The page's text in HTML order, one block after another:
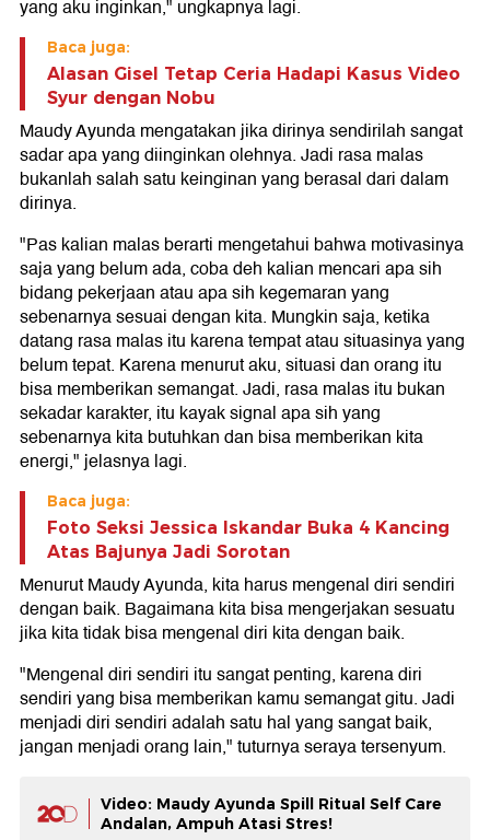
yang aku inginkan," ungkapnya lagi.
Baca juga:
Alasan Gisel Tetap Ceria Hadapi Kasus Video
Syur dengan Nobu
Maudy Ayunda mengatakan jika dirinya sendirilah sangat
sadar apa yang diinginkan olehnya. Jadi rasa malas
bukanlah salah satu keinginan yang berasal dari dalam
dirinya.
"Pas kalian malas berarti mengetahui bahwa motivasinya
saja yang belum ada, coba deh kalian mencari apa sih
bidang pekerjaan atau apa sih kegemaran yang
sebenarnya sesuai dengan kita. Mungkin saja, ketika
datang rasa malas itu karena tempat atau situasinya yang
belum tepat. Karena menurut aku, situasi dan orang itu
bisa memberikan semangat. Jadi, rasa malas itu bukan
sekadar karakter, itu kayak signal apa sih yang
sebenarnya kita butuhkan dan bisa memberikan kita
energi," jelasnya lagi.
Baca juga:
Foto Seksi Jessica Iskandar Buka 4 Kancing
Atas Bajunya Jadi Sorotan
Menurut Maudy Ayunda, kita harus mengenal diri sendiri
dengan baik. Bagaimana kita bisa mengerjakan sesuatu
jika kita tidak bisa mengenal diri kita dengan baik.
"Mengenal diri sendiri itu sangat penting, karena diri
sendiri yang bisa memberikan kamu semangat gitu. Jadi
menjadi diri sendiri adalah satu hal yang sangat baik,
jangan menjadi orang lain," tuturnya seraya tersenyum.
Video: Maudy Ayunda Spill Ritual Self Care
Andalan, Ampuh Atasi Stres!